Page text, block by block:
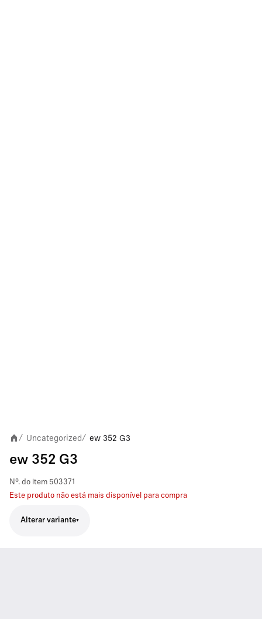
/ Uncategorized/ ew 352 G3
ew 352 G3
Nº. do item 503371
Este produto não está mais disponível para compra
Alterar variante